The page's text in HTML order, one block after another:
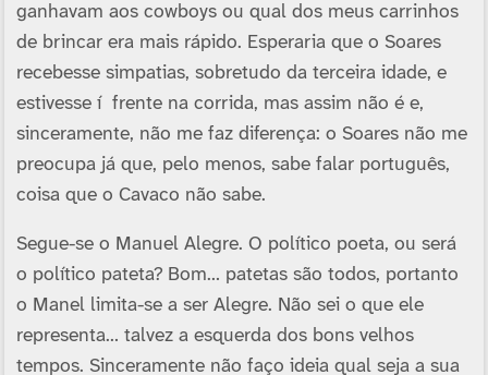
ganhavam aos cowboys ou qual dos meus carrinhos
de brincar era mais rápido. Esperaria que o Soares
recebesse simpatias, sobretudo da terceira idade, e
estivesse í frente na corrida, mas assim não é e,
sinceramente, não me faz diferença: o Soares não me
preocupa já que, pelo menos, sabe falar português,
coisa que o Cavaco não sabe.
Segue-se o Manuel Alegre. O polí­tico poeta, ou será
o polí­tico pateta? Bom… patetas são todos, portanto
o Manel limita-se a ser Alegre. Não sei o que ele
representa… talvez a esquerda dos bons velhos
tempos. Sinceramente não faço ideia qual seja a sua